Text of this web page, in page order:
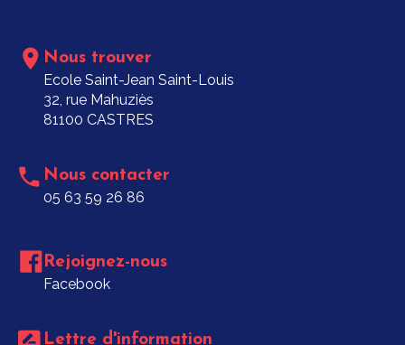
Nous trouver
Ecole Saint-Jean Saint-Louis
32, rue Mahuziès
81100 CASTRES
Nous contacter
05 63 59 26 86
Rejoignez-nous
Facebook
Lettre d'information